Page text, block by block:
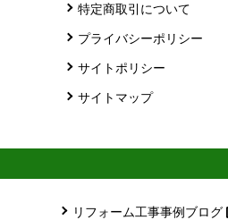
特定商取引について
プライバシーポリシー
サイトポリシー
サイトマップ
リフォーム工事事例ブログ